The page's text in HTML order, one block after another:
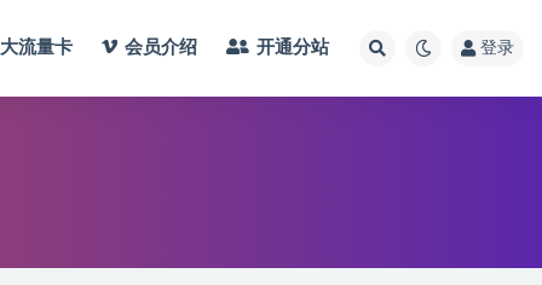
大流量卡 会员介绍 开通分站 登录